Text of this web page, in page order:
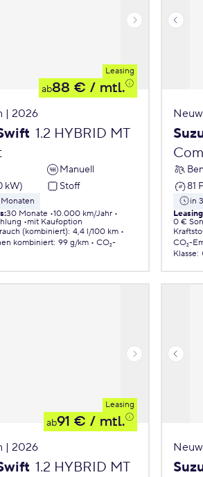
Leasing
ab88 € / mtl.
| 2026
1.2 HYBRID MT
Manuell
kW)
Stoff
:30 Monate 10.000 km/Jahr
mit Kaufoption
(kombiniert): 4,4 l/100 km
kombiniert: 99 g/km
CO₂-
81
in
0 €
CO₂-
Klasse:
Leasing
ab91 € / mtl.
| 2026
1.2 HYBRID MT